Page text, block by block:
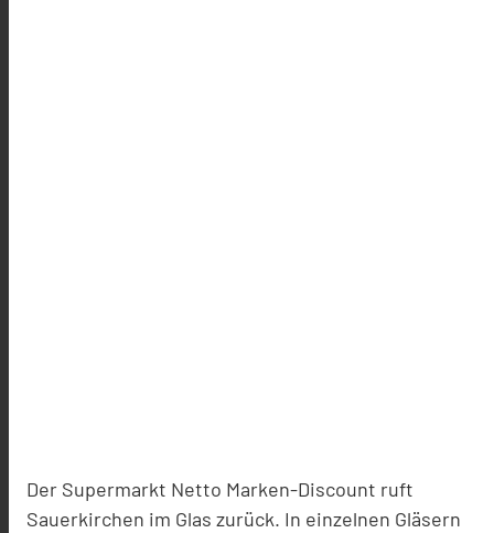
Der Supermarkt Netto Marken-Discount ruft
Sauerkirchen im Glas zurück. In einzelnen Gläsern